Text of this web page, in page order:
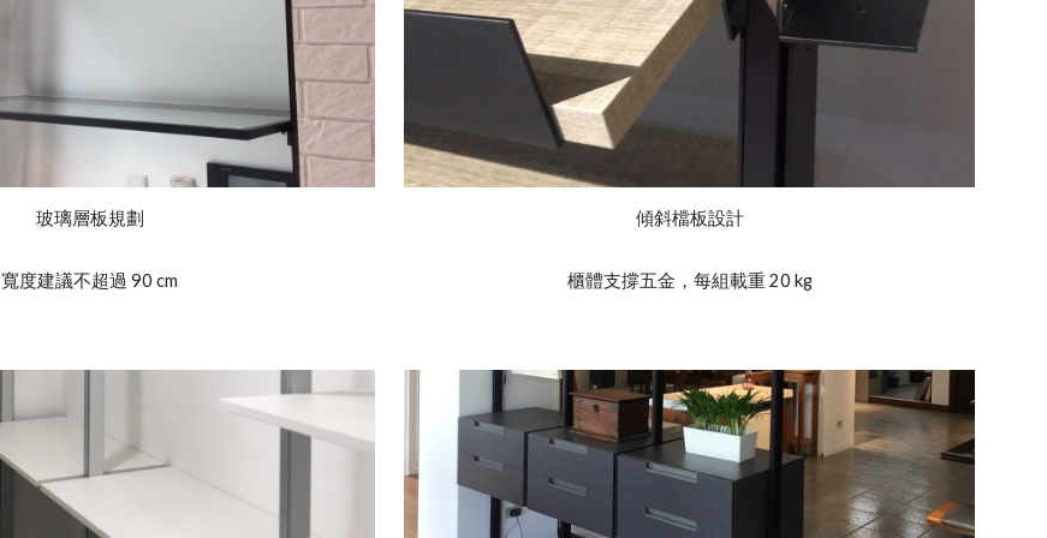
玻璃層板規劃
寬度建議不超過 90 cm
傾斜檔板設計
櫃體支撐五金，每組載重 20 kg